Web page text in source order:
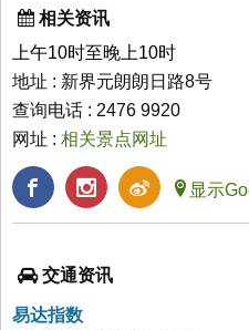
相关资讯
上午10时至晚上10时
地址 : 新界元朗朗日路8号
查询电话 : 2476 9920
网址 : 相关景点网址
显示
交通资讯
易达指数